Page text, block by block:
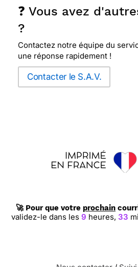
❓ Vous avez
?
Contactez notre équipe du
une réponse rapidement !
Contacter le S.A.V.
🚀 Pour que votre prochain
validez-le dans les 9 heures, 33